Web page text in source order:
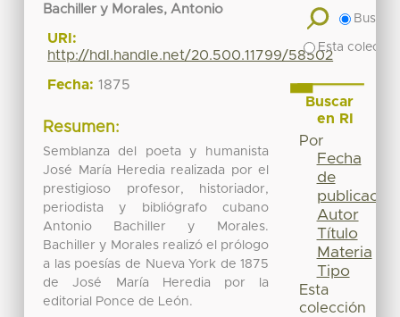
Bachiller y Morales, Antonio
URI:
http://hdl.handle.net/20.500.11799/58502
Fecha: 1875
Resumen:
Semblanza del poeta y humanista
José María Heredia realizada por el
prestigioso profesor, historiador,
periodista y bibliógrafo cubano
Antonio Bachiller y Morales.
Bachiller y Morales realizó el prólogo
a las poesías de Nueva York de 1875
de José María Heredia por la
editorial Ponce de León.
Buscar
Esta
Buscar
en RI
Por
Fecha
de
publicación
Autor
Título
Materia
Tipo
Esta
colección